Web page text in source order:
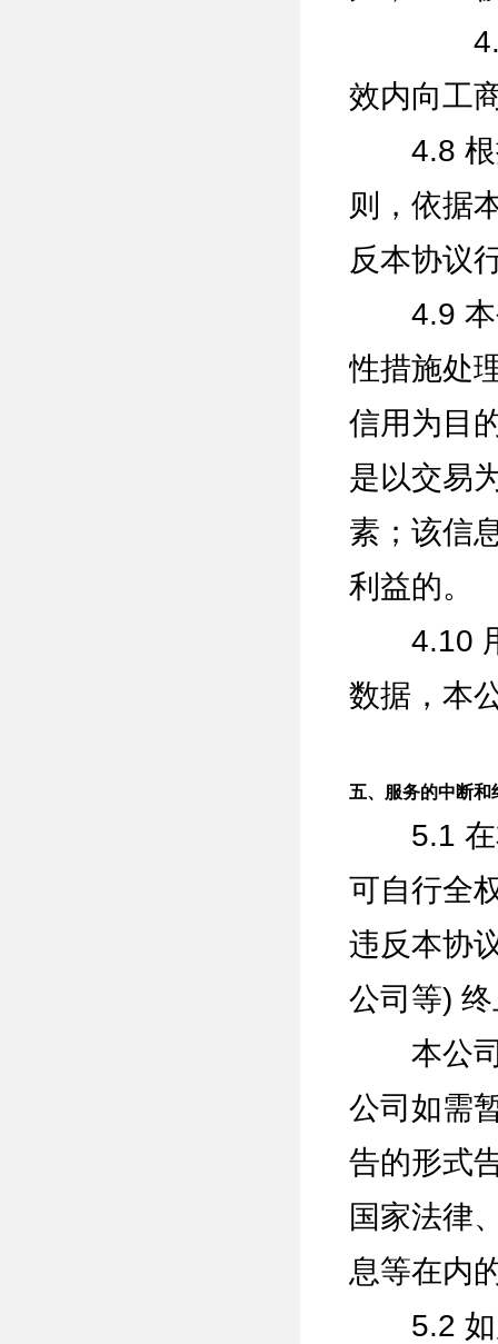
4.7.2交
效内向工
4.8 根据
则，依据
反本协议
4.9 本公
性措施处
信用为目
是以交易
素；该信
利益的。
4.10 用
数据，本
五、服务的中断和
5.1 在本
可自行全
违反本协
公司等)
本公司
公司如需
告的形式
国家法律
息等在内
5.2 如用